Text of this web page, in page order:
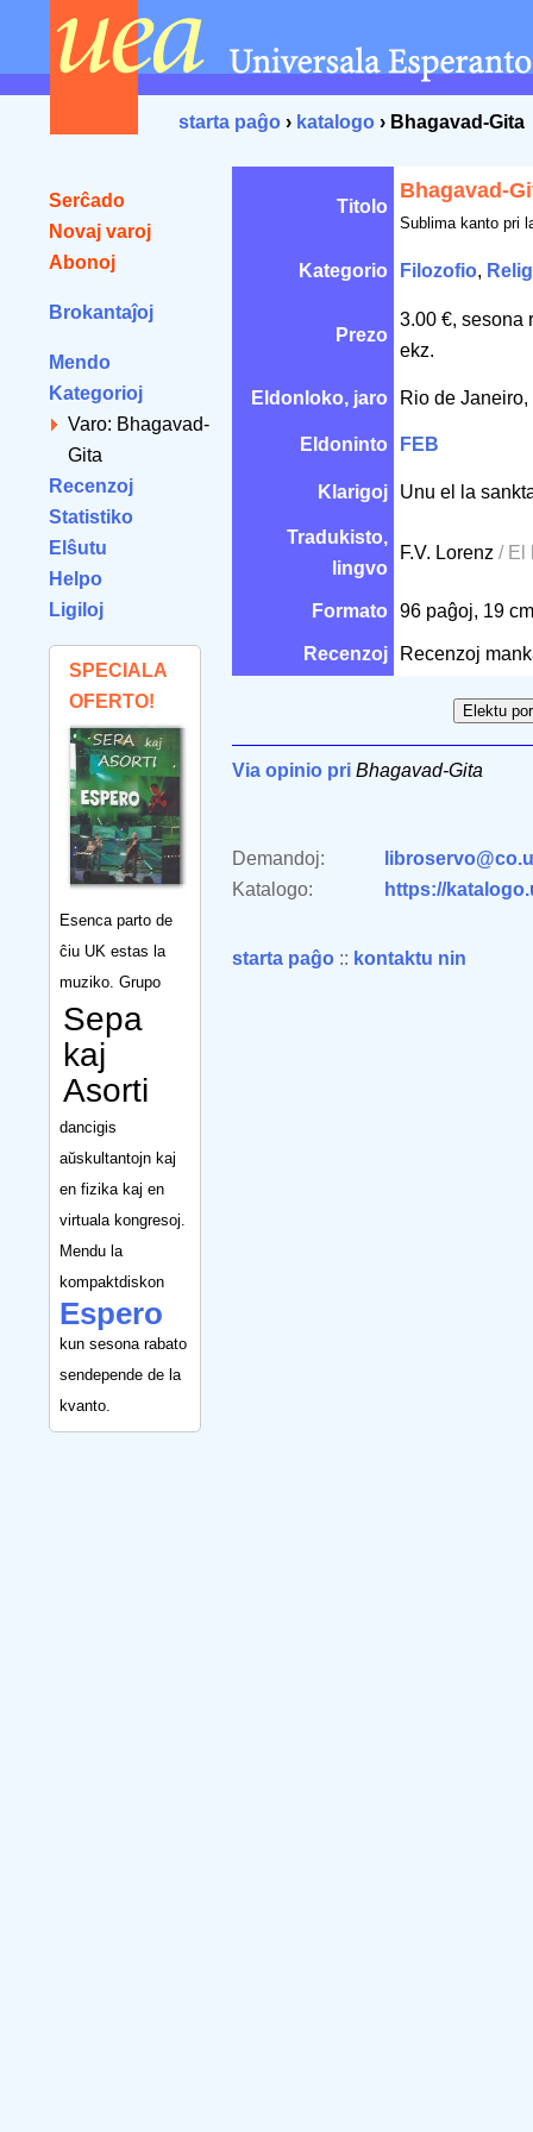
starta paĝo › katalogo › Bhagavad-Gita
Serĉado
Novaj varoj
Abonoj
Brokantaĵoj
Mendo
Kategorioj
Varo: Bhagavad-
Gita
Recenzoj
Statistiko
Elŝutu
Helpo
Ligiloj
SPECIALA
OFERTO!
Esenca parto de
ĉiu UK estas la
muziko. Grupo
Sepa
kaj
Asorti
dancigis
aŭskultantojn kaj
en fizika kaj en
virtuala kongresoj.
Mendu la
kompaktdiskon
Espero
kun sesona rabato
sendepende de la
kvanto.
Titolo
Bhagavad-
Sublima kanto pri
Kategorio Filozofio,
Prezo
3.00 €, sesona
ekz.
Eldonloko, jaro Rio de
Eldoninto FEB
Klarigoj Unu el la
Tradukisto,
lingvo
F.V. Lorenz / El
Formato 96 paĝoj, 19
Recenzoj Recenzoj
Via opinio pri Bhagavad-Gita
Demandoj:
Katalogo:
https://
starta paĝo :: kontaktu nin